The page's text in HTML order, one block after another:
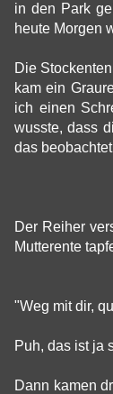
in den Park
heute Morgen
Die
kam ein
ich einen
wusste, dass
das
Der Reiher
Mutterente
"Weg mit dir,
Puh, das ist ja
Dann kamen